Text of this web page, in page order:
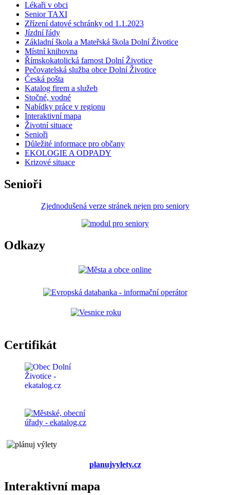
Lékaři v obci
Senior TAXI
Zřízení datové schránky od 1.1.2023
Jízdní řády
Základní škola a Mateřská škola Dolní Životice
Místní knihovna
Římskokatolická farnost Dolní Životice
Pečovatelská služba obce Dolní Životice
Česká pošta
Katalog firem a služeb
Stočné, vodné
Nabídky práce v regionu
Interaktivní mapa
Životní situace
Senioři
Důležité informace pro občany
EKOLOGIE A ODPADY
Krizové situace
Senioři
Zjednodušená verze stránek nejen pro seniory
Odkazy
Certifikát
planujvylety.cz
Interaktivní mapa